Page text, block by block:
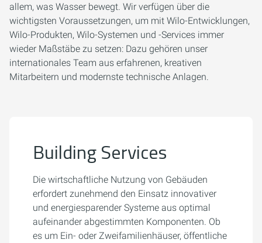
allem, was Wasser bewegt. Wir verfügen über die
wichtigsten Voraussetzungen, um mit Wilo-Entwicklungen,
Wilo-Produkten, Wilo-Systemen und ­-Services immer
wieder Maßstäbe zu setzen: Dazu gehören unser
internationales Team aus erfahrenen, kreativen
Mitarbeitern und modernste technische Anlagen.
Building Services
Die wirtschaftliche Nutzung von Gebäuden
erfordert zunehmend den Einsatz innovativer
und energiesparender Systeme aus optimal
aufeinander abgestimmten Komponenten. Ob
es um Ein- oder Zweifamilienhäuser, öffentliche